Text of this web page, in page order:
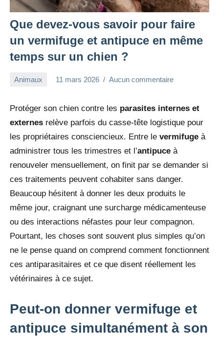
Que devez-vous savoir pour faire
un vermifuge et antipuce en même
temps sur un chien ?
Animaux 11 mars 2026 Aucun commentaire
Protéger son chien contre les parasites internes et
externes relève parfois du casse-tête logistique pour
les propriétaires consciencieux. Entre le vermifuge à
administrer tous les trimestres et l’antipuce à
renouveler mensuellement, on finit par se demander si
ces traitements peuvent cohabiter sans danger.
Beaucoup hésitent à donner les deux produits le
même jour, craignant une surcharge médicamenteuse
ou des interactions néfastes pour leur compagnon.
Pourtant, les choses sont souvent plus simples qu’on
ne le pense quand on comprend comment fonctionnent
ces antiparasitaires et ce que disent réellement les
vétérinaires à ce sujet.
Peut-on donner vermifuge et
antipuce simultanément à son